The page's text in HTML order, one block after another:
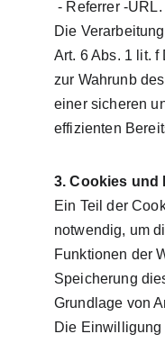
- Referrer -URL.
Die
Art. 6 Abs. 1 lit. f
zur Wahrunb
einer sicheren
effizienten
3. Cookies und
Ein Teil der
notwendig, um
Funktionen der
Speicherung
Grundlage von
Die